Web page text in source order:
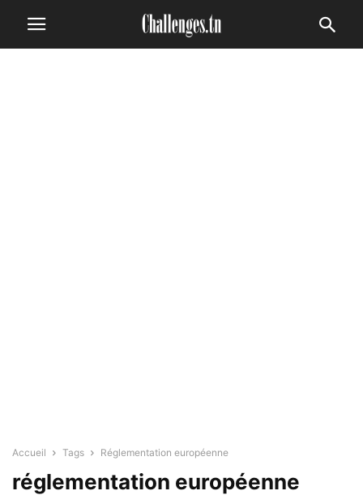
Accueil Tags Réglementation européenne
réglementation européenne